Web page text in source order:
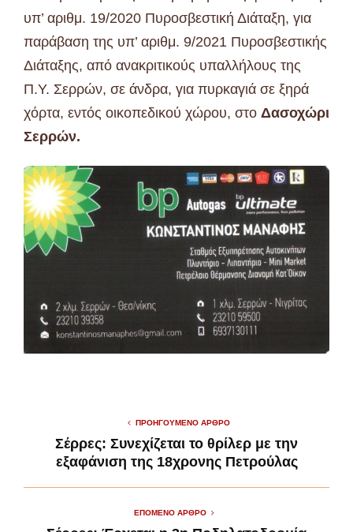
υπ’ αριθμ. 19/2020 Πυροσβεστική Διάταξη, για
παράβαση της υπ’ αριθμ. 9/2021 Πυροσβεστικής
Διάταξης, από ανακριτικούς υπαλλήλους της
Π.Υ. Σερρών, σε άνδρα, για πυρκαγιά σε ξηρά
χόρτα, εντός οικοπεδικού χώρου, στο Δασοχώρι
Σερρών.
ΠΡΟΗΓΟΎΜΕΝΟ ΆΡΘΡΟ
Σέρρες: Συνεχίζεται το θρίλερ με την
εξαφάνιση της 18χρονης Πετρούλας
ΕΠΌΜΕΝΟ ΆΡΘΡΟ